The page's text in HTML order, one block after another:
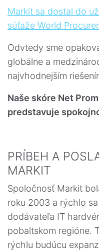
Markit sa dostal do
súťaže World
Odvtedy sme
globálne a
najvhodnejším
Naše skóre Net
predstavuje
PRÍBEH A
MARKIT
Spoločnosť Markit
roku 2003 a rýchlo
dodávateľa IT
pobaltskom regióne.
rýchlu budúcu